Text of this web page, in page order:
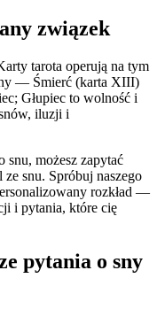
związek
tarota operują na tym
— Śmierć (karta XIII)
Głupiec to wolność i
iluzji i
snu, możesz zapytać
ze snu. Spróbuj naszego
rozkład —
i pytania, które cię
pytania o sny